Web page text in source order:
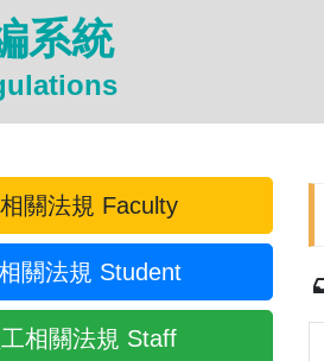
系統
關法規 Faculty
關法規 Student
相關法規 Staff